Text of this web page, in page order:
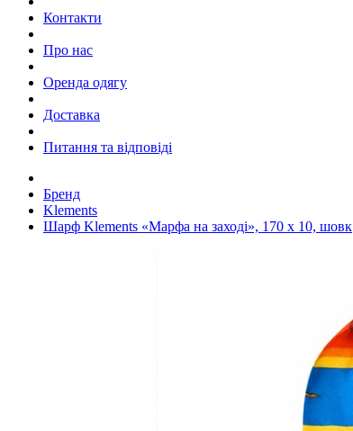
Контакти
Про нас
Оренда одягу
Доставка
Питання та відповіді
Бренд
Klements
Шарф Klements «Марфа на заході», 170 x 10, шовк